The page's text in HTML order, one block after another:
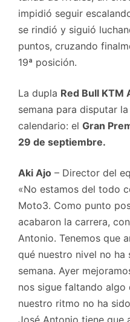
impidió seguir
se rindió y siguió
puntos, cruzando
19ª posición.
La dupla Red Bull KTM
semana para disputar
calendario: el Gran
29 de septiembre.
Aki Ajo – Director del
«No estamos del todo
Moto3. Como punto
acabaron la carrera,
Antonio. Tenemos que
qué nuestro nivel no
semana. Ayer
nos sigue faltando
nuestro ritmo no ha
José Antonio tiene que